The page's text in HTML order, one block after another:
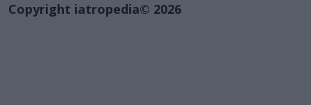
Copyright iatropedia© 2026